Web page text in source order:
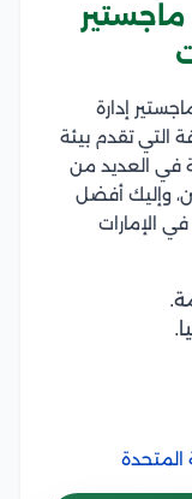
إدارة
التي تقدم بيئة
في العديد من
وإليك أفضل
في الإمارات
المتحدة